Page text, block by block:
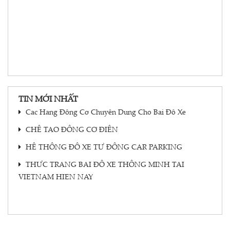
TIN MỚI NHẤT
Cac Hang Đông Cơ Chuyên Dung Cho Bai Đô Xe
CHÊ TAO ĐÔNG CƠ ĐIÊN
HÊ THÔNG ĐÔ XE TƯ ĐÔNG CAR PARKING
THƯC TRANG BAI ĐÔ XE THÔNG MINH TAI
VIETNAM HIEN NAY